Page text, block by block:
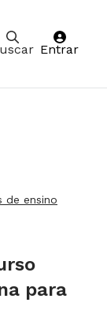
Entrar
de ensino
para